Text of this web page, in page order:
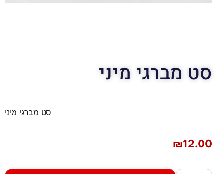
סט מברגי מיני
סט מברגי מיני
₪12.00